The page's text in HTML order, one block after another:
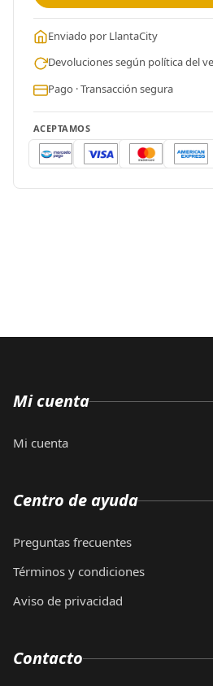
Enviado por LlantaCity
Devoluciones según política del
Pago · Transacción segura
ACEPTAMOS
Mi cuenta
Mi cuenta
Centro de ayuda
Preguntas frecuentes
Términos y condiciones
Aviso de privacidad
Contacto